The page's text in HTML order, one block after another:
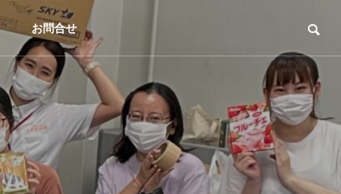
お問合せ